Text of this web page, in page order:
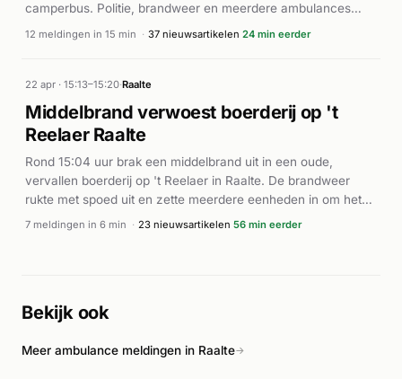
camperbus. Politie, brandweer en meerdere ambulances
rukten met spoed uit naar het ongeval. Volgens RTV Oost en
werd afgezet voor onderzoek. Volgens GelreNieuws werd
enkele dagen later een vrouw aangehouden in verband met
het dodelijke ongeval.
12 meldingen in 15 min · 37 nieuwsartikelen 24 min eerder
22 apr · 15:13–15:20·Raalte
Middelbrand verwoest boerderij op 't
Reelaer Raalte
Rond 15:04 uur brak een middelbrand uit in een oude,
vervallen boerderij op 't Reelaer in Raalte. De brandweer
rukte met spoed uit en zette meerdere eenheden in om het
vuur te bestrijden. Volgens nieuwsmedia was het een
gewonden of de oorzaak van de brand zijn geen berichten
7 meldingen in 6 min · 23 nieuwsartikelen 56 min eerder
Bekijk ook
Meer ambulance meldingen in Raalte→